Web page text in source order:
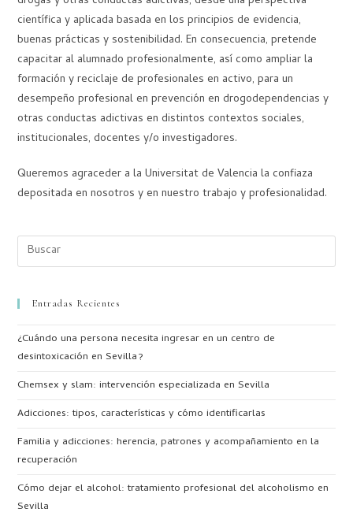
científica y aplicada basada en los principios de evidencia,
buenas prácticas y sostenibilidad. En consecuencia, pretende
capacitar al alumnado profesionalmente, así como ampliar la
formación y reciclaje de profesionales en activo, para un
desempeño profesional en prevención en drogodependencias y
otras conductas adictivas en distintos contextos sociales,
institucionales, docentes y/o investigadores.
Queremos agraceder a la Universitat de Valencia la confiaza
depositada en nosotros y en nuestro trabajo y profesionalidad.
Entradas Recientes
¿Cuándo una persona necesita ingresar en un centro de
desintoxicación en Sevilla?
Chemsex y slam: intervención especializada en Sevilla
Adicciones: tipos, características y cómo identificarlas
Familia y adicciones: herencia, patrones y acompañamiento en la
recuperación
Cómo dejar el alcohol: tratamiento profesional del alcoholismo en
Sevilla